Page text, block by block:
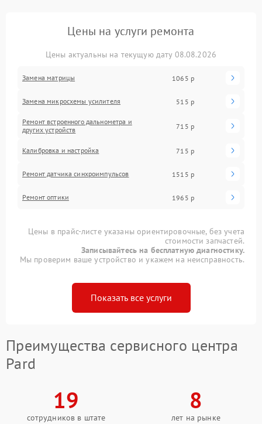
Цены на услуги ремонта
Цены актуальны на текущую дату 08.08.2026
Замена матрицы 1065 р
Замена микросхемы усилителя 515 р
Ремонт встроенного дальнометра и
других устройств
715 р
Калибровка и настройка 715 р
Ремонт датчика синхроимпульсов 1515 р
Ремонт оптики 1965 р
Цены в прайс-листе указаны ориентировочные, без учета
стоимости запчастей.
Записывайтесь на бесплатную диагностику.
Мы проверим ваше устройство и укажем на неисправность.
Показать все услуги
Преимущества сервисного центра
Pard
19
сотрудников в штате
8
лет на рынке